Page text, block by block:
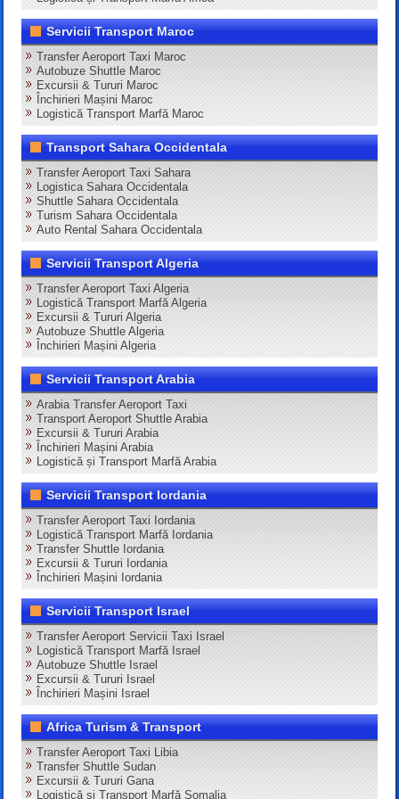
Servicii Transport Maroc
Transfer Aeroport Taxi Maroc
Autobuze Shuttle Maroc
Excursii & Tururi Maroc
Închirieri Mașini Maroc
Logistică Transport Marfă Maroc
Transport Sahara Occidentala
Transfer Aeroport Taxi Sahara
Logistica Sahara Occidentala
Shuttle Sahara Occidentala
Turism Sahara Occidentala
Auto Rental Sahara Occidentala
Servicii Transport Algeria
Transfer Aeroport Taxi Algeria
Logistică Transport Marfă Algeria
Excursii & Tururi Algeria
Autobuze Shuttle Algeria
Închirieri Mașini Algeria
Servicii Transport Arabia
Arabia Transfer Aeroport Taxi
Transport Aeroport Shuttle Arabia
Excursii & Tururi Arabia
Închirieri Mașini Arabia
Logistică și Transport Marfă Arabia
Servicii Transport Iordania
Transfer Aeroport Taxi Iordania
Logistică Transport Marfă Iordania
Transfer Shuttle Iordania
Excursii & Tururi Iordania
Închirieri Mașini Iordania
Servicii Transport Israel
Transfer Aeroport Servicii Taxi Israel
Logistică Transport Marfă Israel
Autobuze Shuttle Israel
Excursii & Tururi Israel
Închirieri Mașini Israel
Africa Turism & Transport
Transfer Aeroport Taxi Libia
Transfer Shuttle Sudan
Excursii & Tururi Gana
Logistică și Transport Marfă Somalia